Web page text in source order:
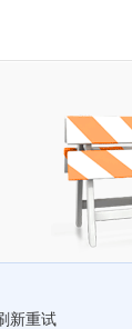
新重试